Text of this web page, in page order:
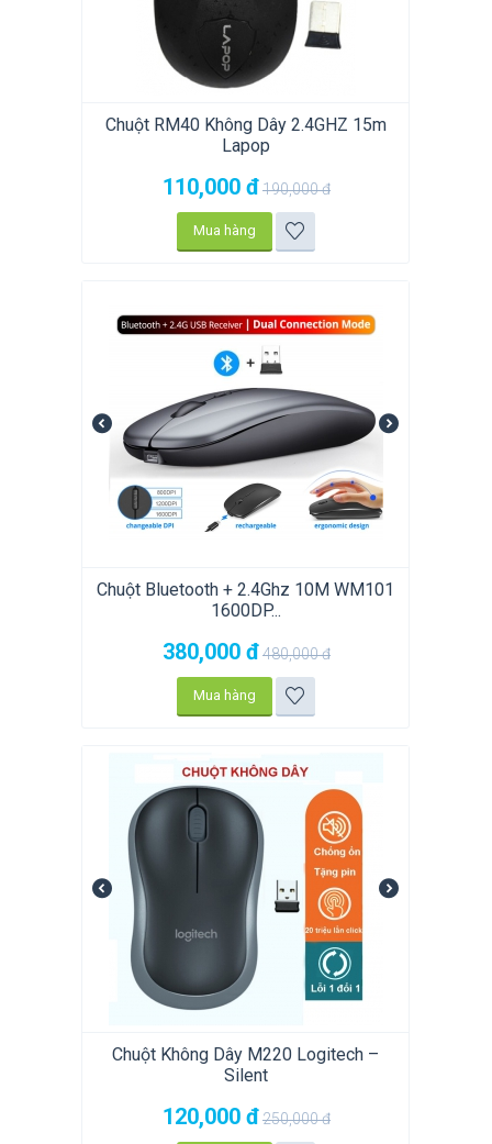
Chuột RM40 Không Dây 2.4GHZ 15m
Lapop
110,000 đ190,000đ
Mua hàng
Chuột Bluetooth + 2.4Ghz 10M WM101
1600DP...
380,000 đ480,000đ
Mua hàng
Chuột Không Dây M220 Logitech –
Silent
120,000 đ250,000đ